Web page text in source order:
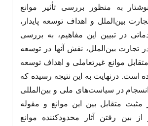
به منظور بررسی تأثیر موانع
بین‌‌الملل و اهداف توسعه پایدار،
در تبیین این مفاهیم، به بررسی
تجارت بین‌‌الملل، نقش آنها در توسعه
متقابل موانع غیرتعاملی و اهداف توسعه
است. درنهایت به این نتیجه رسیده که
در سیاست‌‌های ملی و بین‌‌المللی
مثبت متقابل بین این موانع و مقوله
از بین رفتن آثار محدودکننده موانع